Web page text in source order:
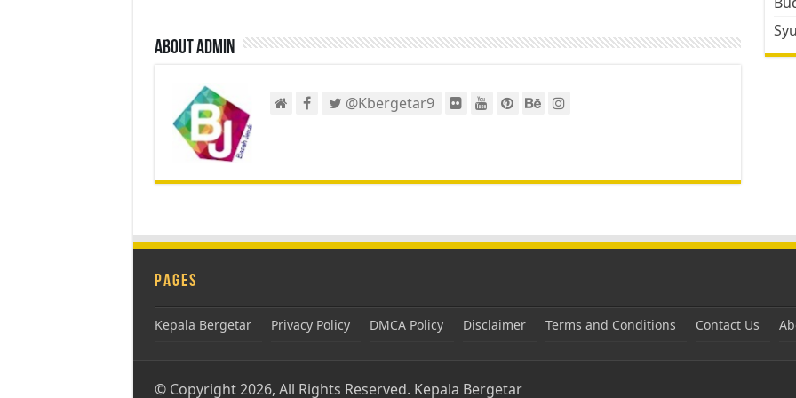
About admin
@Kbergetar9
Pages
Kepala Bergetar Privacy Policy DMCA Policy Disclaimer Terms and Conditions Contact Us
© Copyright 2026, All Rights Reserved. Kepala Bergetar